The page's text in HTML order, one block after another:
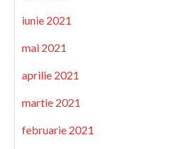
iunie 2021
mai 2021
aprilie 2021
martie 2021
februarie 2021